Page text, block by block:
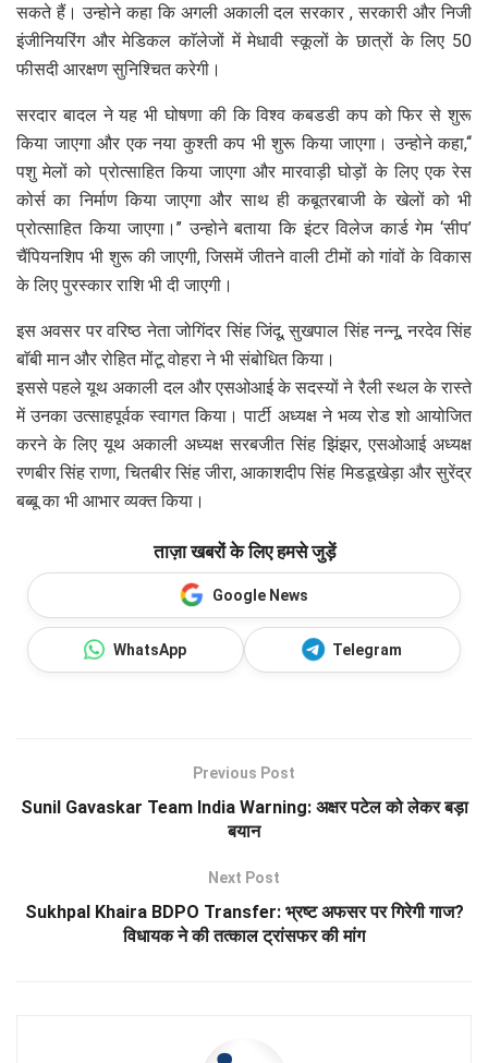
सकते हैं। उन्होने कहा कि अगली अकाली दल सरकार , सरकारी और निजी
इंजीनियरिंग और मेडिकल काॅलेजों में मेधावी स्कूलों के छात्रों के लिए 50
फीसदी आरक्षण सुनिश्चित करेगी।
सरदार बादल ने यह भी घोषणा की कि विश्व कबडडी कप को फिर से शुरू
किया जाएगा और एक नया कुश्ती कप भी शुरू किया जाएगा। उन्होने कहा,‘‘
पशु मेलों को प्रोत्साहित किया जाएगा और मारवाड़ी घोड़ों के लिए एक रेस
कोर्स का निर्माण किया जाएगा और साथ ही कबूतरबाजी के खेलों को भी
प्रोत्साहित किया जाएगा।’’ उन्होने बताया कि इंटर विलेज कार्ड गेम ‘सीप’
चैंपियनशिप भी शुरू की जाएगी, जिसमें जीतने वाली टीमों को गांवों के विकास
के लिए पुरस्कार राशि भी दी जाएगी।
इस अवसर पर वरिष्ठ नेता जोगिंदर सिंह जिंदू, सुखपाल सिंह नन्नू, नरदेव सिंह
बाॅबी मान और रोहित मोंटू वोहरा ने भी संबोधित किया।
इससे पहले यूथ अकाली दल और एसओआई के सदस्यों ने रैली स्थल के रास्ते
में उनका उत्साहपूर्वक स्वागत किया। पार्टी अध्यक्ष ने भव्य रोड शो आयोजित
करने के लिए यूथ अकाली अध्यक्ष सरबजीत सिंह झिंझर, एसओआई अध्यक्ष
रणबीर सिंह राणा, चितबीर सिंह जीरा, आकाशदीप सिंह मिडडूखेड़ा और सुरेंद्र
बब्बू का भी आभार व्यक्त किया।
ताज़ा खबरों के लिए हमसे जुड़ें
Google News
WhatsApp Telegram
Previous Post
Sunil Gavaskar Team India Warning: अक्षर पटेल को लेकर बड़ा
बयान
Next Post
Sukhpal Khaira BDPO Transfer: भ्रष्ट अफसर पर गिरेगी गाज?
विधायक ने की तत्काल ट्रांसफर की मांग